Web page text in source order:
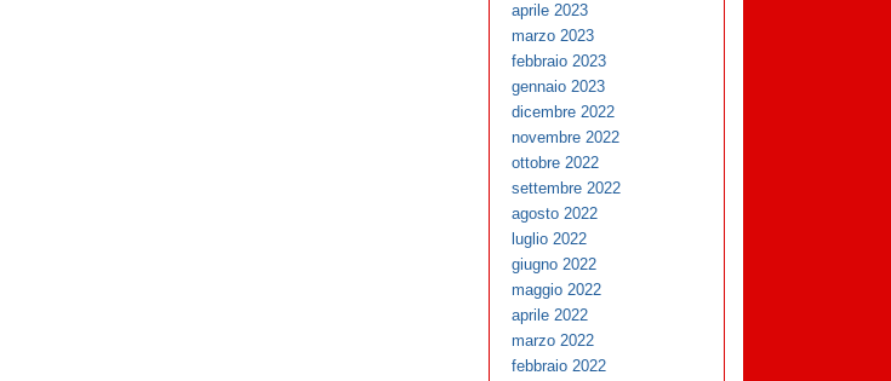
aprile 2023
marzo 2023
febbraio 2023
gennaio 2023
dicembre 2022
novembre 2022
ottobre 2022
settembre 2022
agosto 2022
luglio 2022
giugno 2022
maggio 2022
aprile 2022
marzo 2022
febbraio 2022